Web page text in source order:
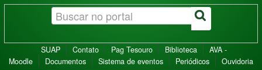
SUAP Contato Pag Tesouro Biblioteca
AVA -
Moodle
Documentos Sistema de eventos Periódicos Ouvidoria